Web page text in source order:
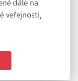
dále na
veřejnosti,